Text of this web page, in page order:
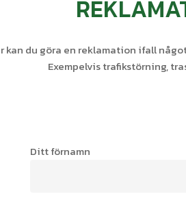
kan du göra en reklamation ifall
Exempelvis trafikstörning,
Ditt förnamn